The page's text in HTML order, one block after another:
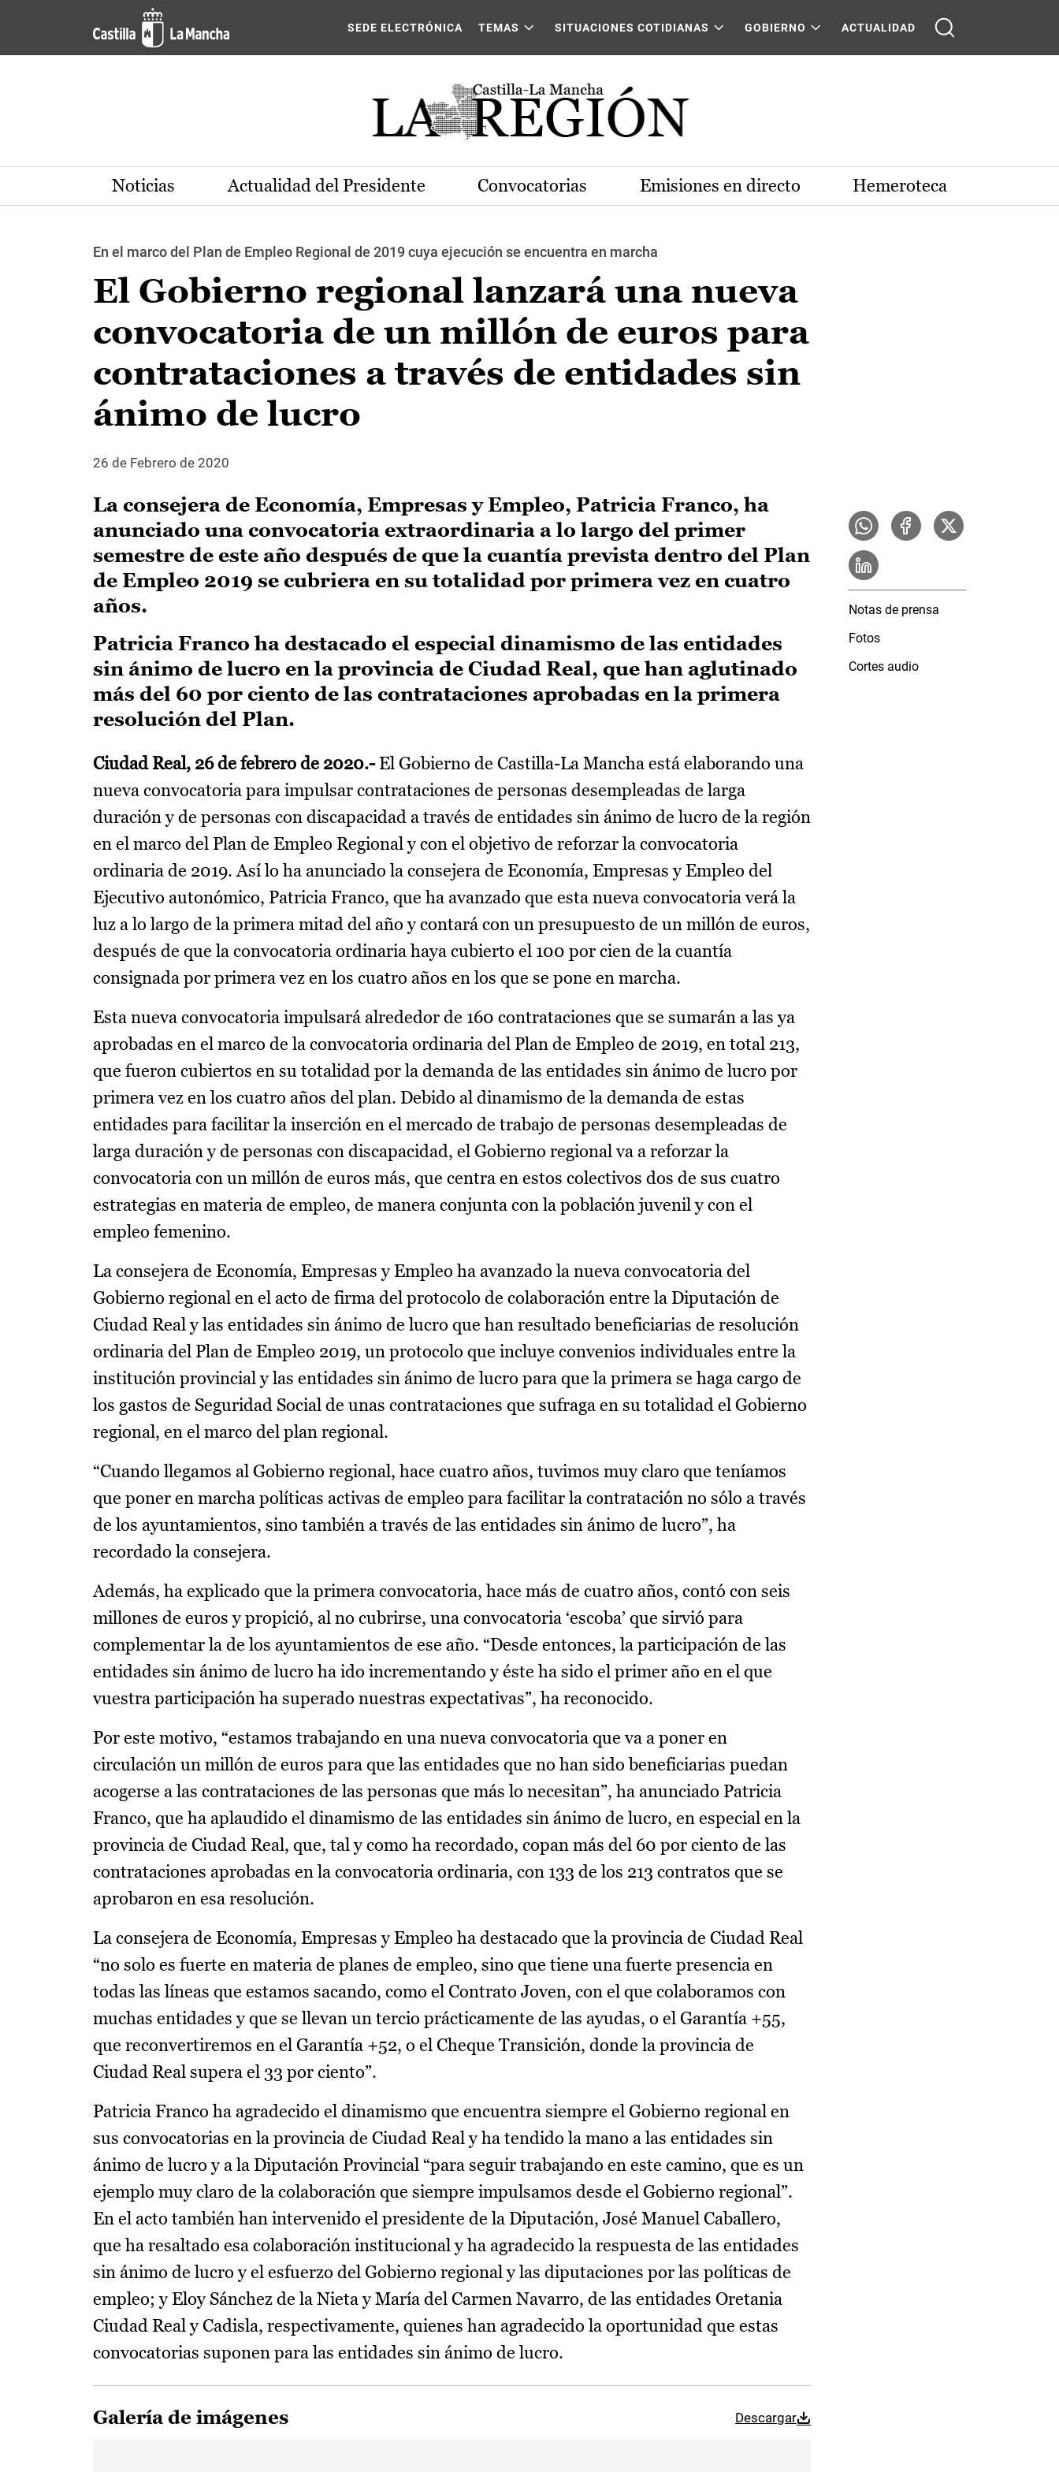
Pasar al contenido principal
SEDE ELECTRÓNICA TEMAS SITUACIONES COTIDIANAS GOBIERNO ACTUALIDAD
Noticias Actualidad del Presidente Convocatorias Emisiones en directo Hemeroteca
En el marco del Plan de Empleo Regional de 2019 cuya ejecución se encuentra en marcha
El Gobierno regional lanzará una nueva
convocatoria de un millón de euros para
contrataciones a través de entidades sin
ánimo de lucro
26 de Febrero de 2020
La consejera de Economía, Empresas y Empleo, Patricia Franco, ha
anunciado una convocatoria extraordinaria a lo largo del primer
semestre de este año después de que la cuantía prevista dentro del Plan
de Empleo 2019 se cubriera en su totalidad por primera vez en cuatro
años.
Patricia Franco ha destacado el especial dinamismo de las entidades
sin ánimo de lucro en la provincia de Ciudad Real, que han aglutinado
más del 60 por ciento de las contrataciones aprobadas en la primera
resolución del Plan.
Ciudad Real, 26 de febrero de 2020.-El Gobierno de Castilla-La Mancha está elaborando una
nueva convocatoria para impulsar contrataciones de personas desempleadas de larga
duración y de personas con discapacidad a través de entidades sin ánimo de lucro de la región
en el marco del Plan de Empleo Regional y con el objetivo de reforzar la convocatoria
ordinaria de 2019. Así lo ha anunciado la consejera de Economía, Empresas y Empleo del
Ejecutivo autonómico, Patricia Franco, que ha avanzado que esta nueva convocatoria verá la
luz a lo largo de la primera mitad del año y contará con un presupuesto de un millón de euros,
después de que la convocatoria ordinaria haya cubierto el 100 por cien de la cuantía
consignada por primera vez en los cuatro años en los que se pone en marcha.
Esta nueva convocatoria impulsará alrededor de 160 contrataciones que se sumarán a las ya
aprobadas en el marco de la convocatoria ordinaria del Plan de Empleo de 2019, en total 213,
que fueron cubiertos en su totalidad por la demanda de las entidades sin ánimo de lucro por
primera vez en los cuatro años del plan. Debido al dinamismo de la demanda de estas
entidades para facilitar la inserción en el mercado de trabajo de personas desempleadas de
larga duración y de personas con discapacidad, el Gobierno regional va a reforzar la
convocatoria con un millón de euros más, que centra en estos colectivos dos de sus cuatro
estrategias en materia de empleo, de manera conjunta con la población juvenil y con el
empleo femenino.
La consejera de Economía, Empresas y Empleo ha avanzado la nueva convocatoria del
Gobierno regional en el acto de firma del protocolo de colaboración entre la Diputación de
Ciudad Real y las entidades sin ánimo de lucro que han resultado beneficiarias de resolución
ordinaria del Plan de Empleo 2019, un protocolo que incluye convenios individuales entre la
institución provincial y las entidades sin ánimo de lucro para que la primera se haga cargo de
los gastos de Seguridad Social de unas contrataciones que sufraga en su totalidad el Gobierno
regional, en el marco del plan regional.
“Cuando llegamos al Gobierno regional, hace cuatro años, tuvimos muy claro que teníamos
que poner en marcha políticas activas de empleo para facilitar la contratación no sólo a través
de los ayuntamientos, sino también a través de las entidades sin ánimo de lucro”, ha
recordado la consejera.
Además, ha explicado que la primera convocatoria, hace más de cuatro años, contó con seis
millones de euros y propició, al no cubrirse, una convocatoria ‘escoba’ que sirvió para
complementar la de los ayuntamientos de ese año. “Desde entonces, la participación de las
entidades sin ánimo de lucro ha ido incrementando y éste ha sido el primer año en el que
vuestra participación ha superado nuestras expectativas”, ha reconocido.
Por este motivo, “estamos trabajando en una nueva convocatoria que va a poner en
circulación un millón de euros para que las entidades que no han sido beneficiarias puedan
acogerse a las contrataciones de las personas que más lo necesitan”, ha anunciado Patricia
Franco, que ha aplaudido el dinamismo de las entidades sin ánimo de lucro, en especial en la
provincia de Ciudad Real, que, tal y como ha recordado, copan más del 60 por ciento de las
contrataciones aprobadas en la convocatoria ordinaria, con 133 de los 213 contratos que se
aprobaron en esa resolución.
La consejera de Economía, Empresas y Empleo ha destacado que la provincia de Ciudad Real
“no solo es fuerte en materia de planes de empleo, sino que tiene una fuerte presencia en
todas las líneas que estamos sacando, como el Contrato Joven, con el que colaboramos con
muchas entidades y que se llevan un tercio prácticamente de las ayudas, o el Garantía +55,
que reconvertiremos en el Garantía +52, o el Cheque Transición, donde la provincia de
Ciudad Real supera el 33 por ciento”.
Patricia Franco ha agradecido el dinamismo que encuentra siempre el Gobierno regional en
sus convocatorias en la provincia de Ciudad Real y ha tendido la mano a las entidades sin
ánimo de lucro y a la Diputación Provincial “para seguir trabajando en este camino, que es un
ejemplo muy claro de la colaboración que siempre impulsamos desde el Gobierno regional”.
En el acto también han intervenido el presidente de la Diputación, José Manuel Caballero,
que ha resaltado esa colaboración institucional y ha agradecido la respuesta de las entidades
sin ánimo de lucro y el esfuerzo del Gobierno regional y las diputaciones por las políticas de
empleo; y Eloy Sánchez de la Nieta y María del Carmen Navarro, de las entidades Oretania
Ciudad Real y Cadisla, respectivamente, quienes han agradecido la oportunidad que estas
convocatorias suponen para las entidades sin ánimo de lucro.
Galería de imágenes Descargar
Notas de prensa
Fotos
Cortes audio